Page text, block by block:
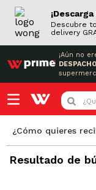
Descubre
delivery
¡Aún no
¿Que
¿Cómo quieres
Resultado de